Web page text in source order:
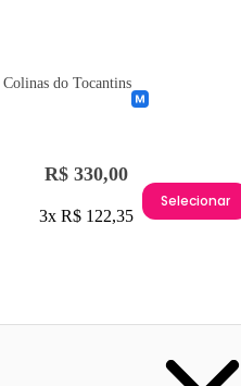
do Tocantins
R$ 330,00
3x R$ 122,35
Selecionar